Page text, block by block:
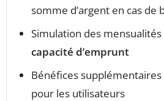
somme d’argent en cas de
Simulation des
capacité d’emprunt
Bénéfices supplémentaires
pour les utilisateurs